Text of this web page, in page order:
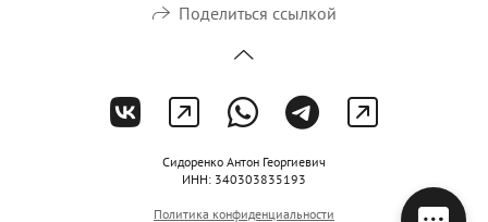
Поделиться ссылкой
Сидоренко Антон Георгиевич
ИНН: 340303835193
Политика конфиденциальности